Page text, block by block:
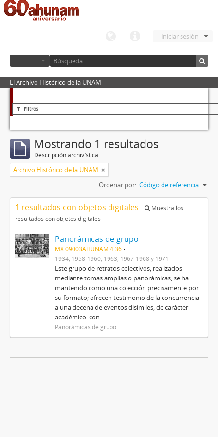
Iniciar sesión
El Archivo Histórico de la UNAM
Filtros
Mostrando 1 resultados
Descripción archivística
Archivo Histórico de la UNAM
Ordenar por: Código de referencia
1 resultados con objetos digitales
Muestra los
resultados con objetos digitales
Panorámicas de grupo
MX 09003AHUNAM 4.36
1934, 1958-1960, 1963, 1967-1968 y 1971
Este grupo de retratos colectivos, realizados
mediante tomas amplias o panorámicas, se ha
mantenido como una colección precisamente por
su formato; ofrecen testimonio de la concurrencia
a una decena de eventos disímiles, de carácter
académico: con...
Panorámicas de grupo